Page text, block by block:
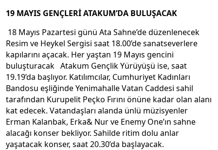
19 MAYIS GENÇLERİ ATAKUM’DA BULUŞACAK
18 Mayıs Pazartesi günü Ata Sahne’de düzenlenecek
Resim ve Heykel Sergisi saat 18.00’de sanatseverlere
kapılarını açacak. Her yaştan 19 Mayıs gencini
buluşturacak Atakum Gençlik Yürüyüşü ise, saat
19.19’da başlıyor. Katılımcılar, Cumhuriyet Kadınları
Bandosu eşliğinde Yenimahalle Vatan Caddesi sahil
tarafından Kurupelit Peçko Fırını önüne kadar olan alanı
kat edecek. Vatandaşları alanda ünlü müzisyenler
Erman Kalanbak, Erka& Nur ve Enemy One’ın sahne
alacağı konser bekliyor. Sahilde ritim dolu anlar
yaşatacak konser, saat 20.30’da başlayacak.